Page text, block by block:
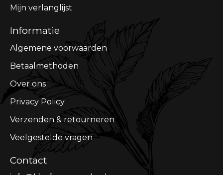
Mijn verlanglijst
Informatie
Algemene voorwaarden
Betaalmethoden
Over ons
Privacy Policy
Verzenden & retourneren
Veelgestelde vragen
Contact